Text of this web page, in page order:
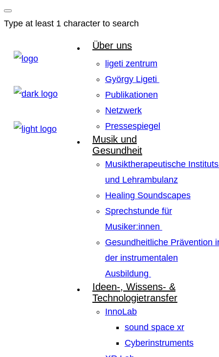
Type at least 1 character to search
Über uns
ligeti zentrum
György Ligeti
Publikationen
Netzwerk
Pressespiegel
Musik und
Gesundheit
Musiktherapeutische
und Lehrambulanz
Healing Soundscapes
Sprechstunde für
Musiker:innen
Gesundheitliche Prävention
der instrumentalen
Ausbildung
Ideen-, Wissens- &
Technologietransfer
InnoLab
sound space xr
Cyberinstruments